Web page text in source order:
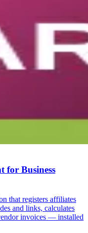
for Business
that registers affiliates
and links, calculates
invoices — installed